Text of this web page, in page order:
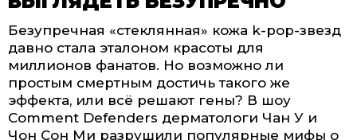
Безупречная «стеклянная» кожа k-pop-звезд
давно стала эталоном красоты для
миллионов фанатов. Но возможно ли
простым смертным достичь такого же
эффекта, или всё решают гены? В шоу
Comment Defenders дерматологи Чан У и
Чон Сон Ми разрушили популярные мифы о